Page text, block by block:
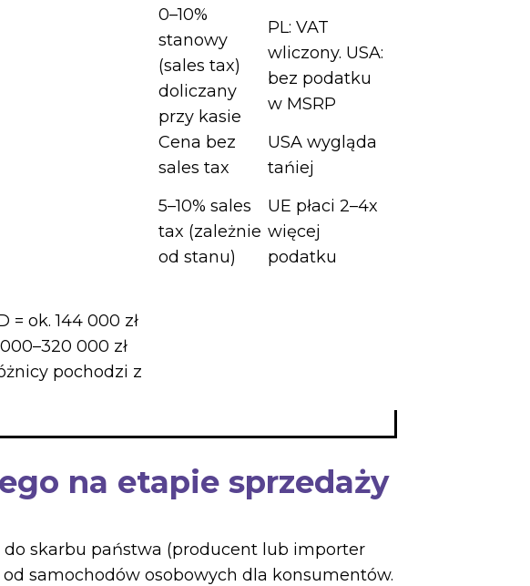
0–10%
stanowy
(sales tax)
doliczany
przy kasie
PL: VAT
wliczony. USA:
bez podatku
w MSRP
Cena bez
sales tax
USA wygląda
tańiej
5–10% sales
tax (zależnie
od stanu)
UE płaci 2–4x
więcej
podatku
= ok. 144 000 zł
000 zł
pochodzi z
na etapie sprzedaży
skarbu państwa (producent lub importer
samochodów osobowych dla konsumentów.